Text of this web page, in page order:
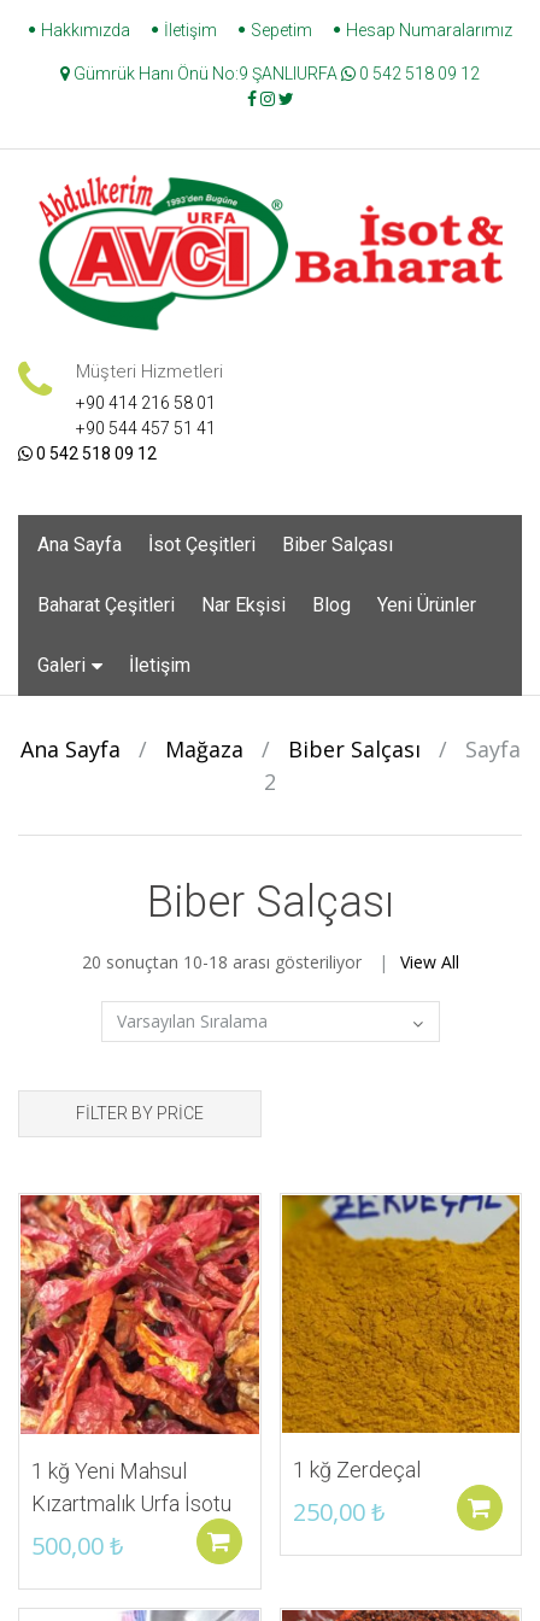
Skip
content
Hakkımızda İletişim Sepetim Hesap Numaralarımız
Gümrük Hanı Önü No:9 ŞANLIURFA 0 542 518 09 12
Müşteri Hizmetleri
+90 414 216 58 01
+90 544 457 51 41
0 542 518 09 12
Ana Sayfa İsot Çeşitleri Biber Salçası
Baharat Çeşitleri Nar Ekşisi Blog Yeni Ürünler
Galeri İletişim
Ana Sayfa / Mağaza / Biber Salçası /
Sayfa
2
Biber Salçası
20 sonuçtan 10-18 arası gösteriliyor View All
FILTER BY PRICE
1 kğ Yeni Mahsul
Kızartmalık Urfa İsotu
500,00₺
İstek Listeme Ekle
1 kğ Zerdeçal
250,00₺
İstek Listeme Ekle